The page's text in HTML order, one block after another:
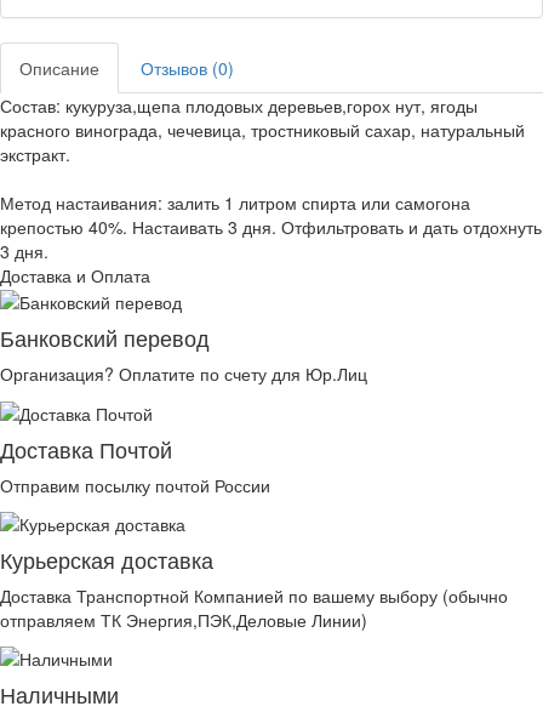
Описание
Отзывов (0)
Состав: кукуруза,щепа плодовых деревьев,горох нут, ягоды
красного винограда, чечевица, тростниковый сахар, натуральный
экстракт.
Метод настаивания: залить 1 литром спирта или самогона
крепостью 40%. Настаивать 3 дня. Отфильтровать и дать отдохнуть
3 дня.
Доставка и Оплата
Банковский перевод
Организация? Оплатите по счету для Юр.Лиц
Доставка Почтой
Отправим посылку почтой России
Курьерская доставка
Доставка Транспортной Компанией по вашему выбору (обычно
отправляем ТК Энергия,ПЭК,Деловые Линии)
Наличными